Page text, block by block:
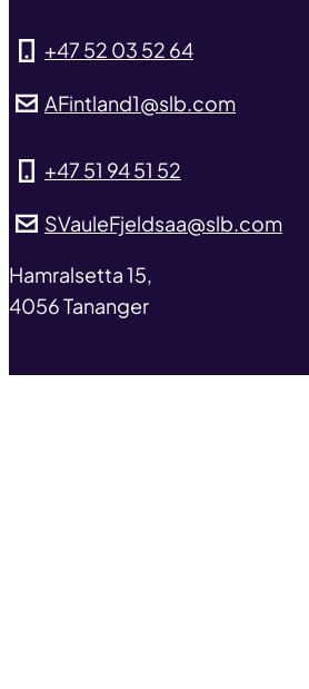
+47 52 03 52 64
AFintland1@slb.com
+47 51 94 51 52
SVauleFjeldsaa@slb.com
address
Hamralsetta 15,
4056 Tananger